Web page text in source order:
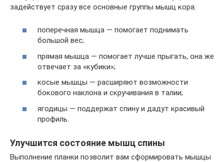
задействует сразу все основные группы мышц кора:
поперечная мышца — помогает поднимать
большой вес;
прямая мышца — помогает лучше прыгать, она же
отвечает за «кубики»;
косые мышцы — расширяют возможности
бокового наклона и скручивания в талии;
ягодицы — поддержат спину и дадут красивый
профиль.
Улучшится состояние мышц спины
Выполнение планки позволит вам сформировать мышцы